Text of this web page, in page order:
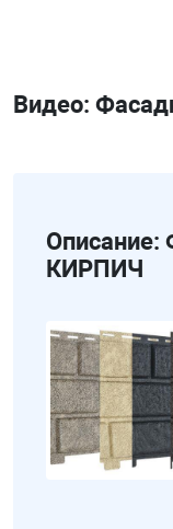
Видео:
Описание:
КИРПИЧ